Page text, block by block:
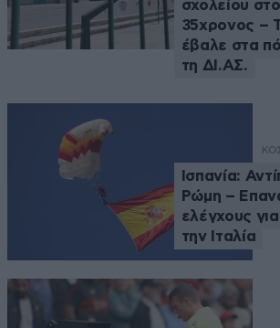
σχολείου
35χρονος –
έβαλε στα
τη ΔΙ.ΑΣ.
Ισπανία:
Ρώμη –
ελέγχους
την Ιταλία